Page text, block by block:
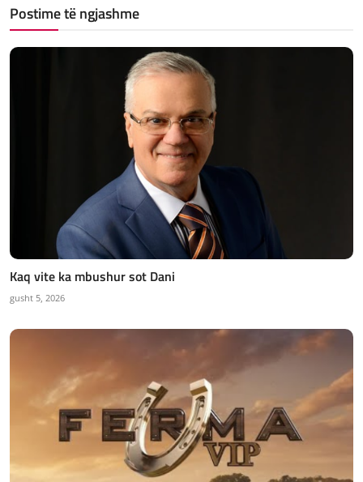
Postime të ngjashme
Kaq vite ka mbushur sot Dani
gusht 5, 2026